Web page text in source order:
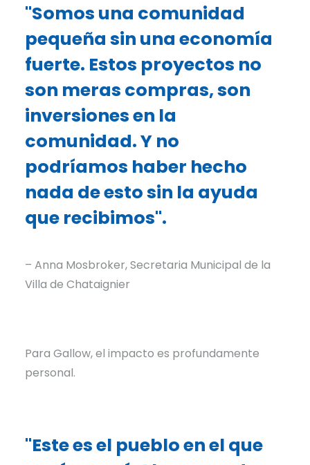
"Somos una comunidad
pequeña sin una economía
fuerte. Estos proyectos no
son meras compras, son
inversiones en la
comunidad. Y no
podríamos haber hecho
nada de esto sin la ayuda
que recibimos".
– Anna Mosbroker, Secretaria Municipal de la
Villa de Chataignier
Para Gallow, el impacto es profundamente
personal.
"Este es el pueblo en el que